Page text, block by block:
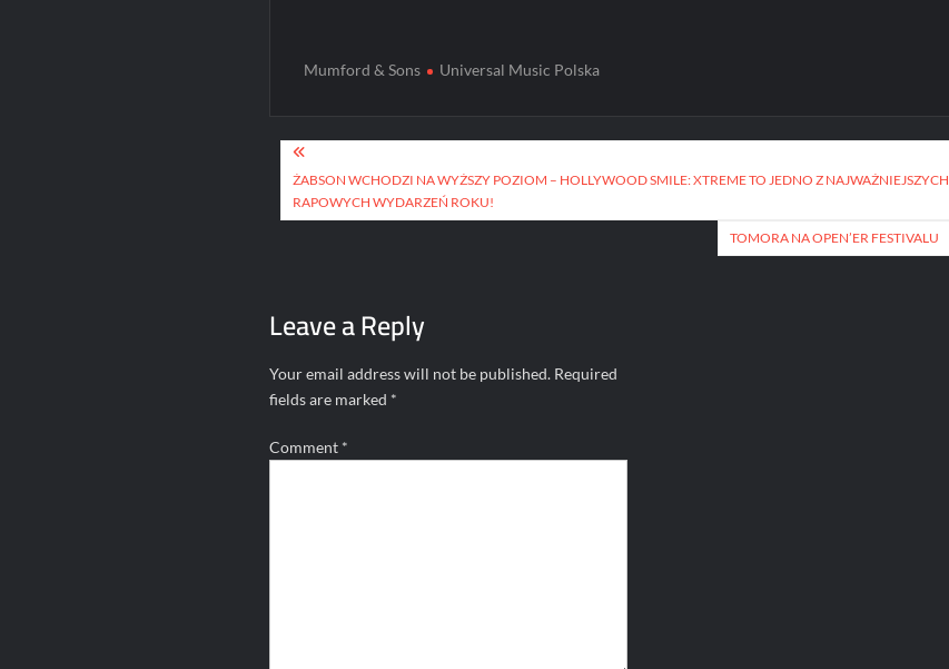
Mumford & Sons Universal Music Polska
Post
navigation
ŻABSON WCHODZI NA WYŻSZY POZIOM – HOLLYWOOD SMILE: XTREME TO JEDNO Z NAJWAŻNIEJSZYCH
RAPOWYCH WYDARZEŃ ROKU!
TOMORA NA OPEN’ER FESTIVALU
Leave a Reply
Your email address will not be published. Required
fields are marked *
Comment *